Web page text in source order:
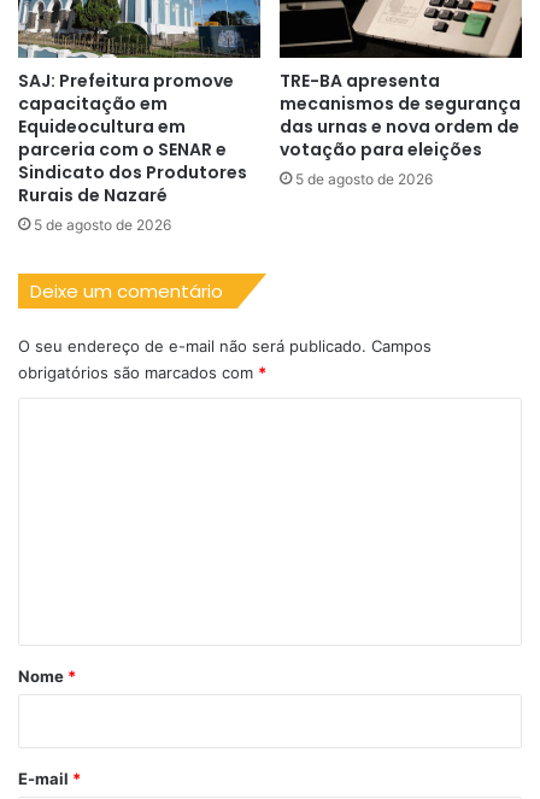
SAJ: Prefeitura promove
capacitação em
Equideocultura em
parceria com o SENAR e
Sindicato dos Produtores
Rurais de Nazaré
5 de agosto de 2026
TRE-BA apresenta
mecanismos de segurança
das urnas e nova ordem de
votação para eleições
5 de agosto de 2026
Deixe um comentário
O seu endereço de e-mail não será publicado. Campos
obrigatórios são marcados com *
r
*
Nome *
E-mail *